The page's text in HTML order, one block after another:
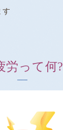
す
労って何?